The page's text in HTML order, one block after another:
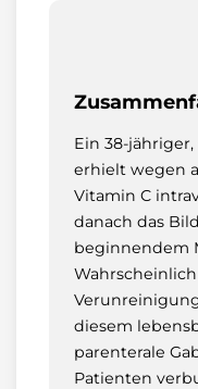
Ein 38-
erhielt wegen
Vitamin C
danach das
beginnendem
diesem
parenterale
Patienten